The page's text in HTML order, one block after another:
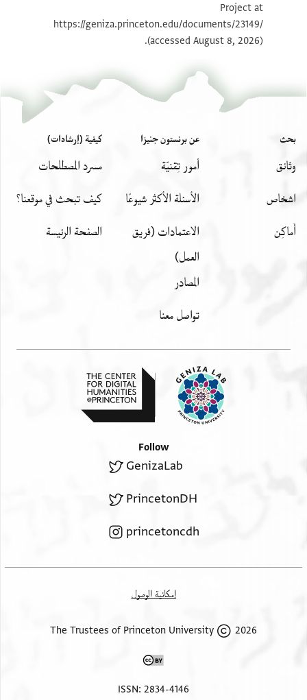
بيان أذونات الصورة
Project at
https://geniza.princeton.edu/documents/23149/
(accessed August 8, 2026).
بحث
وثائق
اشخاص
أَماكِن
عن برنستون جنيزا
أمور تِقنيّة
الأسئلة الأكثر شيوعًا
الاعتمادات (فريق
العمل)
المصادر
تواصل معنا
كيفية (إرشادات)
مسرد المصطلحات
كيف تبحث في موقعنا؟
الصفحة الرئيسة
Follow
GenizaLab
PrincetonDH
princetoncdh
إمكانية الوصول
2026 The Trustees of Princeton University
ISSN: 2834-4146